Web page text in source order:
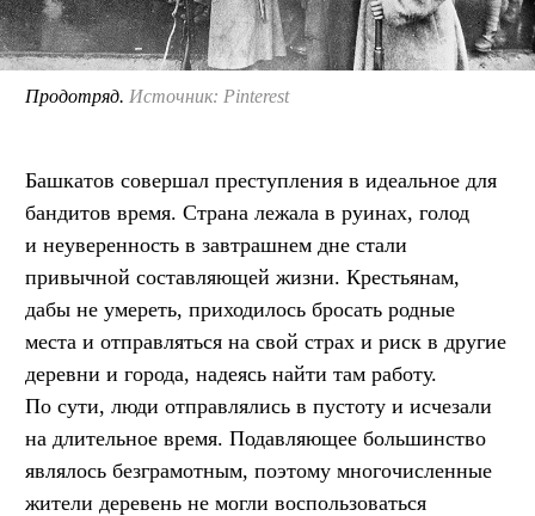
Продотряд. Источник: Pinterest
Башкатов совершал преступления в идеальное для
бандитов время. Страна лежала в руинах, голод
и неуверенность в завтрашнем дне стали
привычной составляющей жизни. Крестьянам,
дабы не умереть, приходилось бросать родные
места и отправляться на свой страх и риск в другие
деревни и города, надеясь найти там работу.
По сути, люди отправлялись в пустоту и исчезали
на длительное время. Подавляющее большинство
являлось безграмотным, поэтому многочисленные
жители деревень не могли воспользоваться